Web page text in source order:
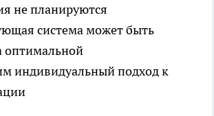
не планируются
система может быть
оптимальной
индивидуальный подход к